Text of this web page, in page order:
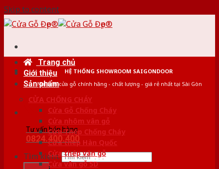
Skip to content
HỆ THỐNG SHOWROOM SAIGONDOOR
Nơi bán cửa gỗ chính hãng - chất lượng - giá rẻ nhất tại Sài Gòn
Tư vấn bán hàng
0824.400.400
Tìm kiếm:
Trang chủ
Giới thiệu
Sản phẩm
CỬA CHỐNG CHÁY
Cửa Gỗ Chống Cháy
Cửa nhôm vân gỗ
Cửa Thép Chống Cháy
Cửa thép Hàn Quốc
Cửa thép vân gỗ
Cửa vân gỗ 5D